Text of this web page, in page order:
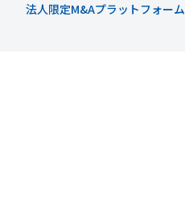
法人限定M&Aプラットフォーム